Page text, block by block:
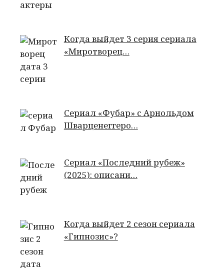
Когда выйдет 3 серия сериала
«Миротворец…
Сериал «Фубар» с Арнольдом
Шварценеггеро…
Сериал «Последний рубеж»
(2025): описани…
Когда выйдет 2 сезон сериала
«Гипнозис»?